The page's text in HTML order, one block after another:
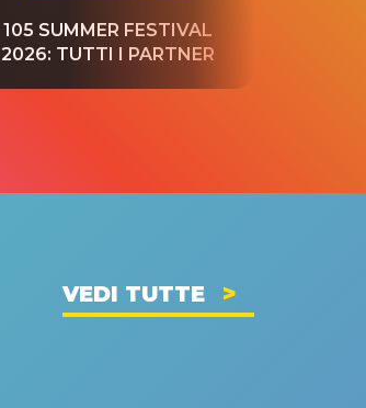
105 SUMMER FESTIVAL
2026: TUTTI I PARTNER
VEDI TUTTE